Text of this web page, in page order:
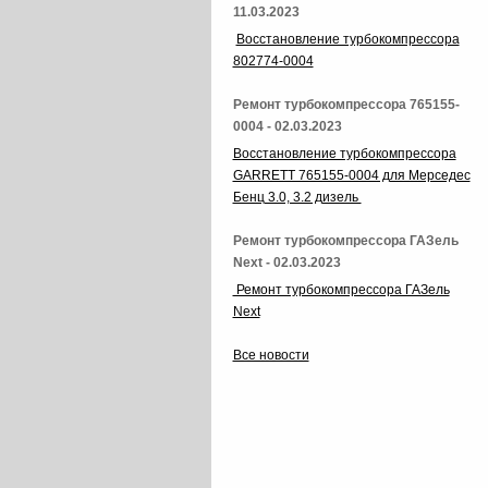
11.03.2023
Восстановление турбокомпрессора
802774-0004
Ремонт турбокомпрессора 765155-
0004 - 02.03.2023
Восстановление турбокомпрессора
GARRETT 765155-0004 для Мерседес
Бенц 3.0, 3.2 дизель
Ремонт турбокомпрессора ГАЗель
Next - 02.03.2023
Ремонт турбокомпрессора ГАЗель
Next
Все новости